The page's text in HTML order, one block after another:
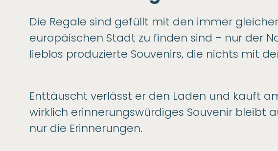
Die Regale sind gefüllt mit den immer
europäischen Stadt zu finden sind – nur der
lieblos produzierte Souvenirs, die nichts mit
Enttäuscht verlässt er den Laden und kauft
wirklich erinnerungswürdiges Souvenir bleibt
nur die Erinnerungen.